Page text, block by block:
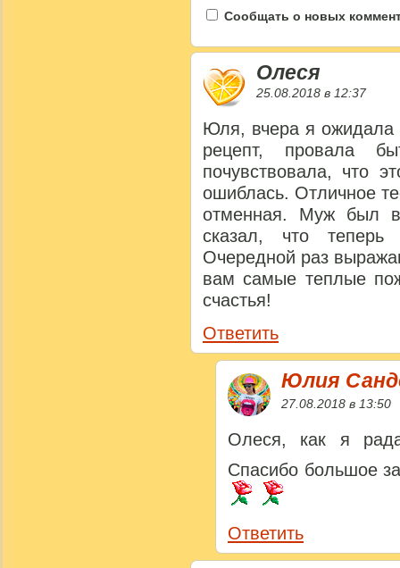
Сообщать о новых
Олеся
25.08.2018 в 12:37
Юля, вчера я ожидала
рецепт, провала
почувствовала, что
ошиблась. Отличное
отменная. Муж был в
сказал, что
Очередной раз
вам самые теплые
счастья!
Ответить
Юлия
27.08.2018 в 13:50
Олеся, как я
Спасибо большое
Ответить